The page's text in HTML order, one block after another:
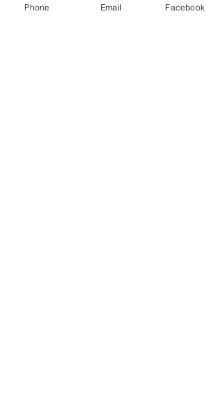
Phone Email Facebook